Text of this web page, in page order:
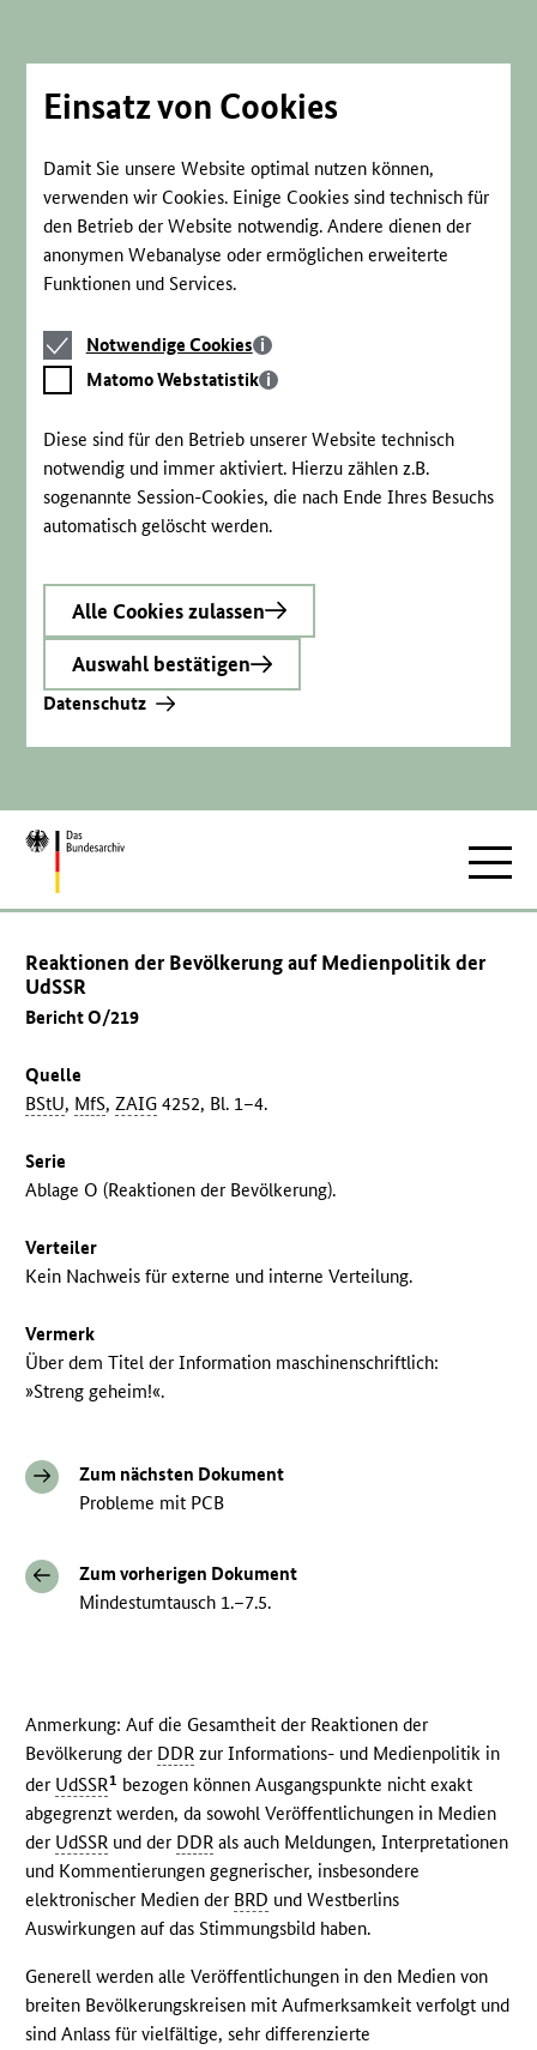
Einsatz von Cookies
Damit Sie unsere Website optimal nutzen können,
verwenden wir Cookies. Einige Cookies sind technisch für
den Betrieb der Website notwendig. Andere dienen der
anonymen Webanalyse oder ermöglichen erweiterte
Funktionen und Services.
Notwendige
Cookies
Notwendige Cookies
Matomo
Webstatistik
Matomo Webstatistik
Diese sind für den Betrieb unserer Website technisch
notwendig und immer aktiviert. Hierzu zählen z.B.
sogenannte Session-Cookies, die nach Ende Ihres Besuchs
automatisch gelöscht werden.
Alle Cookies zulassen
Auswahl bestätigen
Datenschutz
Zur
Reaktionen der Bevölkerung auf Medienpolitik der
UdSSR
Bericht O/219
Quelle
BStU, MfS,ZAIG 4252, Bl. 1–4.
Serie
Ablage O (Reaktionen der Bevölkerung).
Verteiler
Kein Nachweis für externe und interne Verteilung.
Vermerk
Über dem Titel der Information maschinenschriftlich:
»Streng geheim!«.
Zum nächsten Dokument
Probleme mit PCB
Zum vorherigen Dokument
Mindestumtausch 1.–7.5.
Anmerkung: Auf die Gesamtheit der Reaktionen der
Bevölkerung der DDR zur Informations- und Medienpolitik in
der UdSSR1 bezogen können Ausgangspunkte nicht exakt
abgegrenzt werden, da sowohl Veröffentlichungen in Medien
der UdSSR und der DDR als auch Meldungen, Interpretationen
und Kommentierungen gegnerischer, insbesondere
elektronischer Medien der BRD und Westberlins
Auswirkungen auf das Stimmungsbild haben.
Generell werden alle Veröffentlichungen in den Medien von
breiten Bevölkerungskreisen mit Aufmerksamkeit verfolgt und
sind Anlass für vielfältige, sehr differenzierte